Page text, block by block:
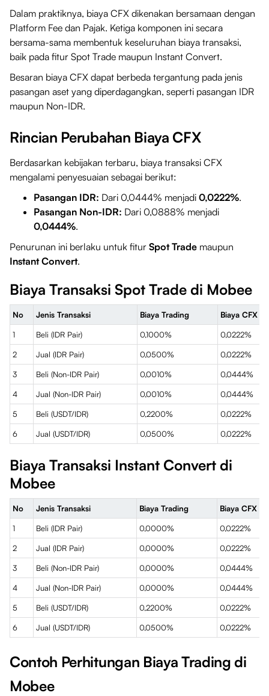
Dalam praktiknya, biaya CFX dikenakan bersamaan dengan
Platform Fee dan Pajak. Ketiga komponen ini secara
bersama-sama membentuk keseluruhan biaya transaksi,
baik pada fitur Spot Trade maupun Instant Convert.
Besaran biaya CFX dapat berbeda tergantung pada jenis
pasangan aset yang diperdagangkan, seperti pasangan IDR
maupun Non-IDR.
Rincian Perubahan Biaya CFX
Berdasarkan kebijakan terbaru, biaya transaksi CFX
mengalami penyesuaian sebagai berikut:
Pasangan IDR: Dari 0,0444% menjadi 0,0222%.
Pasangan Non-IDR: Dari 0,0888% menjadi
0,0444%.
Penurunan ini berlaku untuk fitur Spot Trade maupun
Instant Convert.
Biaya Transaksi Spot Trade di Mobee
No Jenis Transaksi Biaya Trading Biaya CFX
1 Beli (IDR Pair) 0,1000% 0,0222%
2 Jual (IDR Pair) 0,0500% 0,0222%
3 Beli (Non-IDR Pair) 0,0010% 0,0444%
4 Jual (Non-IDR Pair) 0,0010% 0,0444%
5 Beli (USDT/IDR) 0,2200% 0,0222%
6 Jual (USDT/IDR) 0,0500% 0,0222%
Biaya Transaksi Instant Convert di
Mobee
No Jenis Transaksi Biaya Trading Biaya CFX
1 Beli (IDR Pair) 0,0000% 0,0222%
2 Jual (IDR Pair) 0,0000% 0,0222%
3 Beli (Non-IDR Pair) 0,0000% 0,0444%
4 Jual (Non-IDR Pair) 0,0000% 0,0444%
5 Beli (USDT/IDR) 0,2200% 0,0222%
6 Jual (USDT/IDR) 0,0500% 0,0222%
Contoh Perhitungan Biaya Trading di
Mobee